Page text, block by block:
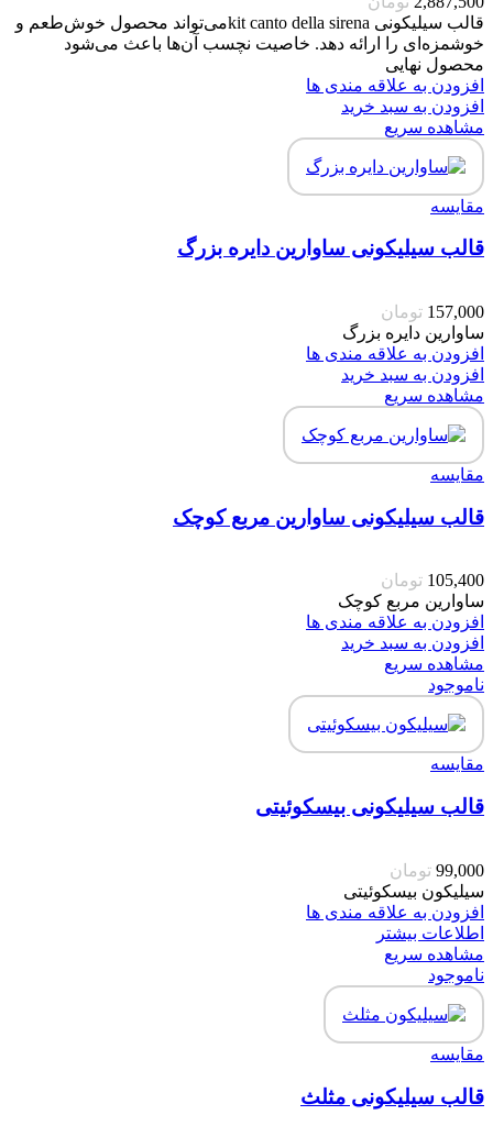
قالب سیلیکونی kit canto della sirenaمی‌تواند محصول خوش‌طعم و
خوشمزه‌ای را ارائه دهد. خاصیت نچسب آن‌ها باعث می‌شود
محصول نهایی
افزودن به علاقه مندی ها
افزودن به سبد خرید
مشاهده سریع
مقایسه
قالب سیلیکونی ساوارین دایره بزرگ
157,000 تومان
ساوارین دایره بزرگ
افزودن به علاقه مندی ها
افزودن به سبد خرید
مشاهده سریع
مقایسه
قالب سیلیکونی ساوارین مربع کوچک
105,400 تومان
ساوارین مربع کوچک
افزودن به علاقه مندی ها
افزودن به سبد خرید
مشاهده سریع
ناموجود
مقایسه
قالب سیلیکونی بیسکوئیتی
99,000 تومان
سیلیکون بیسکوئیتی
افزودن به علاقه مندی ها
اطلاعات بیشتر
مشاهده سریع
ناموجود
مقایسه
قالب سیلیکونی مثلث